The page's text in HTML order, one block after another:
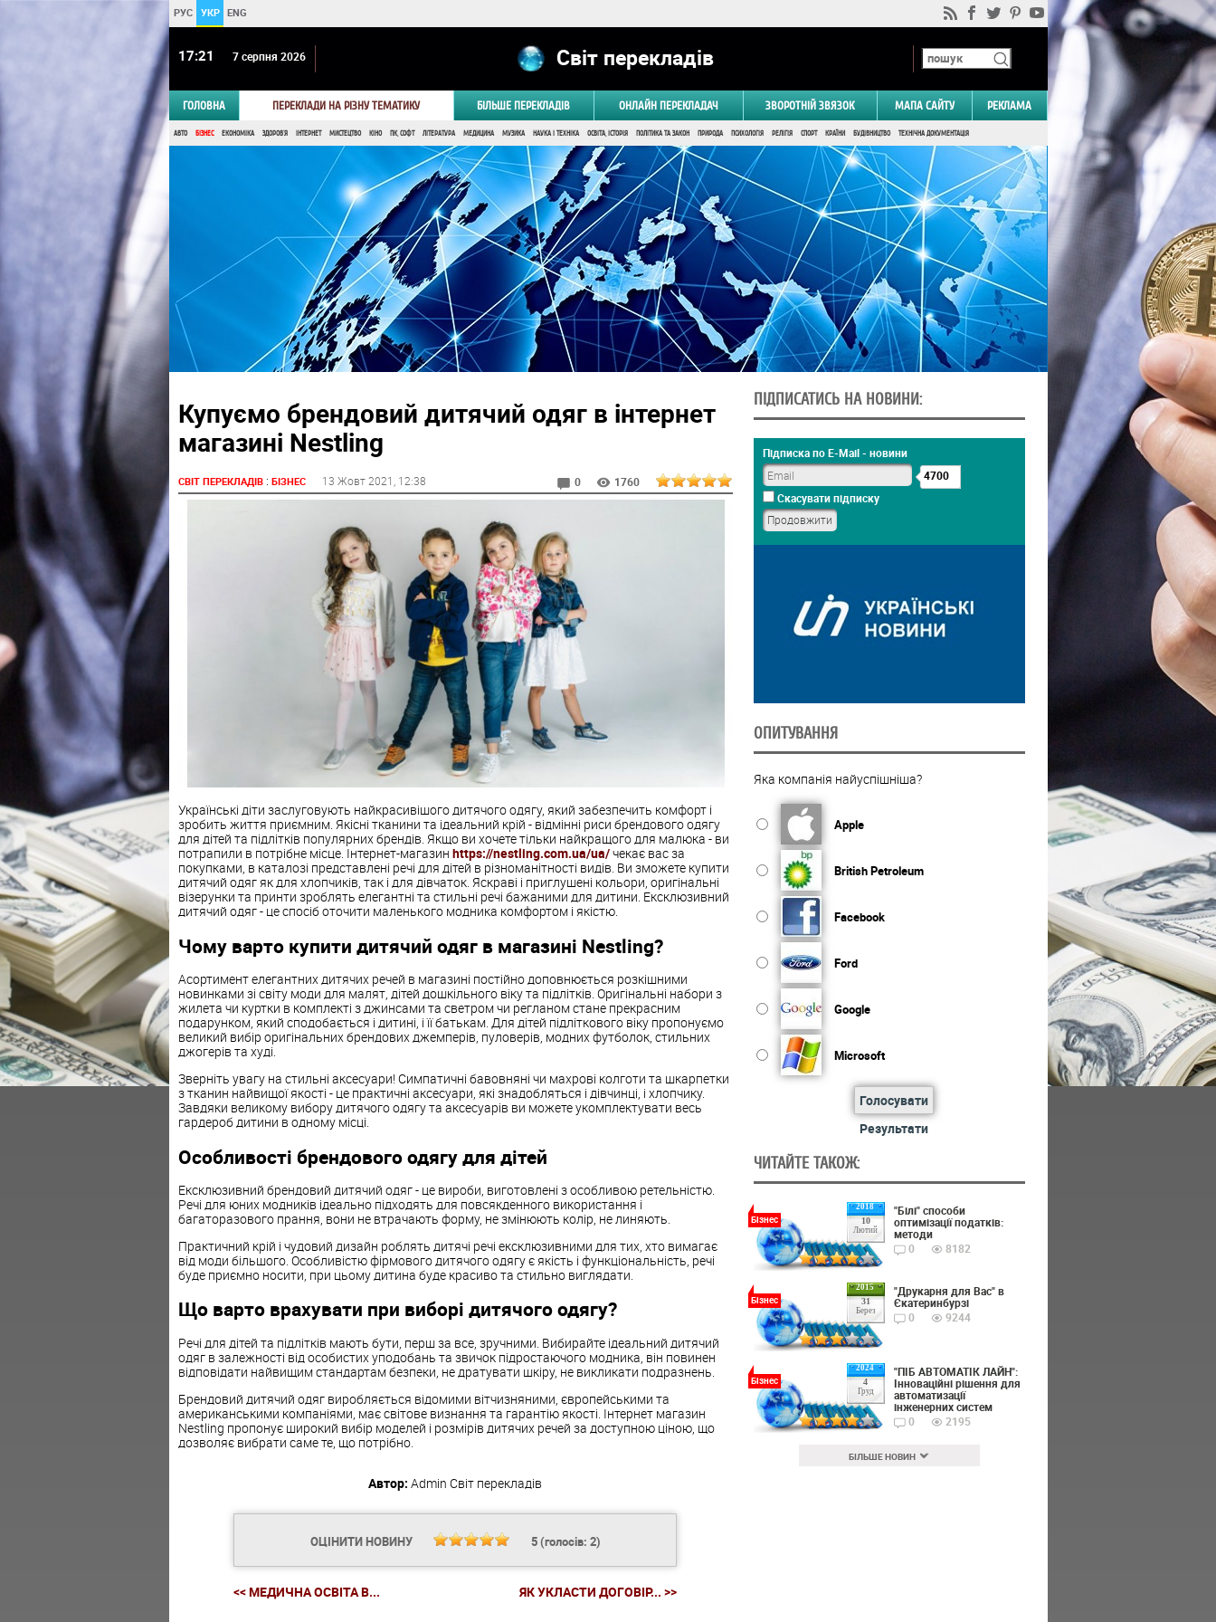
РУС УКР ENG
17 21 7 серпня 2026 Світ перекладів
ГОЛОВНА ПЕРЕКЛАДИ НА РІЗНУ ТЕМАТИКУ БІЛЬШЕ ПЕРЕКЛАДІВ ОНЛАЙН ПЕРЕКЛАДАЧ ЗВОРОТНІЙ ЗВЯЗОК МАПА САЙТУ РЕКЛАМА
АВТО БІЗНЕС ЕКОНОМІКА ЗДОРОВ'Я ІНТЕРНЕТ МИСТЕЦТВО КІНО ПК, СОФТ ЛІТЕРАТУРА МЕДИЦИНА МУЗИКА НАУКА І ТЕХНІКА ОСВІТА, ІСТОРІЯ ПОЛІТИКА ТА ЗАКОН ПРИРОДА ПСИХОЛОГІЯ РЕЛІГІЯ СПОРТ КРАЇНИ БУДІВНИЦТВО ТЕХНІЧНА ДОКУМЕНТАЦІЯ
Купуємо брендовий дитячий одяг в інтернет
магазині Nestling
СВІТ ПЕРЕКЛАДІВ: БІЗНЕС 13 Жовт 2021 , 12:38 0 1760
Українські діти заслуговують найкрасивішого дитячого одягу, який забезпечить комфорт і
зробить життя приємним. Якісні тканини та ідеальний крій - відмінні риси брендового одягу
для дітей та підлітків популярних брендів. Якщо ви хочете тільки найкращого для малюка - ви
потрапили в потрібне місце. Інтернет-магазин https://nestling.com.ua/ua/чекає вас за
покупками, в каталозі представлені речі для дітей в різноманітності видів. Ви зможете купити
дитячий одяг як для хлопчиків, так і для дівчаток. Яскраві і приглушені кольори, оригінальні
візерунки та принти зроблять елегантні та стильні речі бажаними для дитини. Ексклюзивний
дитячий одяг - це спосіб оточити маленького модника комфортом і якістю.
Чому варто купити дитячий одяг в магазині Nestling?
Асортимент елегантних дитячих речей в магазині постійно доповнюється розкішними
новинками зі світу моди для малят, дітей дошкільного віку та підлітків. Оригінальні набори з
жилета чи куртки в комплекті з джинсами та светром чи регланом стане прекрасним
подарунком, який сподобається і дитині, і її батькам. Для дітей підліткового віку пропонуємо
великий вибір оригінальних брендових джемперів, пуловерів, модних футболок, стильних
джогерів та худі.
Зверніть увагу на стильні аксесуари! Симпатичні бавовняні чи махрові колготи та шкарпетки
з тканин найвищої якості - це практичні аксесуари, які знадобляться і дівчинці, і хлопчику.
Завдяки великому вибору дитячого одягу та аксесуарів ви можете укомплектувати весь
гардероб дитини в одному місці.
Особливості брендового одягу для дітей
Ексклюзивний брендовий дитячий одяг - це вироби, виготовлені з особливою ретельністю.
Речі для юних модників ідеально підходять для повсякденного використання і
багаторазового прання, вони не втрачають форму, не змінюють колір, не линяють.
Практичний крій і чудовий дизайн роблять дитячі речі ексклюзивними для тих, хто вимагає
від моди більшого. Особливістю фірмового дитячого одягу є якість і функціональність, речі
буде приємно носити, при цьому дитина буде красиво та стильно виглядати.
Що варто врахувати при виборі дитячого одягу?
Речі для дітей та підлітків мають бути, перш за все, зручними. Вибирайте ідеальний дитячий
одяг в залежності від особистих уподобань та звичок підростаючого модника, він повинен
відповідати найвищим стандартам безпеки, не дратувати шкіру, не викликати подразнень.
Брендовий дитячий одяг виробляється відомими вітчизняними, європейськими та
американськими компаніями, має світове визнання та гарантію якості. Інтернет магазин
Nestling пропонує широкий вибір моделей і розмірів дитячих речей за доступною ціною, що
дозволяє вибрати саме те, що потрібно.
Автор: Admin Світ перекладів
ОЦІНИТИ НОВИНУ 5(голосів: 2)
<< МЕДИЧНА ОСВІТА В... ЯК УКЛАСТИ ДОГОВІР... >>
ПІДПИСАТИСЬ НА НОВИНИ:
Підписка по E-Mail - новини
4700
Скасувати підписку
ОПИТУВАННЯ
Яка компанія найуспішніша?
Apple
British Petroleum
Facebook
Ford
Google
Microsoft
Голосувати
Результати
ЧИТАЙТЕ ТАКОЖ:
2018
10
Лютий
Бізнес
"Білі" способи
оптимізації податків:
методи
0
8182
2015
31
Берез
Бізнес
"Друкарня для Вас" в
Єкатеринбурзі
0
9244
2024
4
Груд
Бізнес
"ПІБ АВТОМАТІК ЛАЙН":
Інноваційні рішення для
автоматизації
інженерних систем
0
2195
БІЛЬШЕ НОВИН